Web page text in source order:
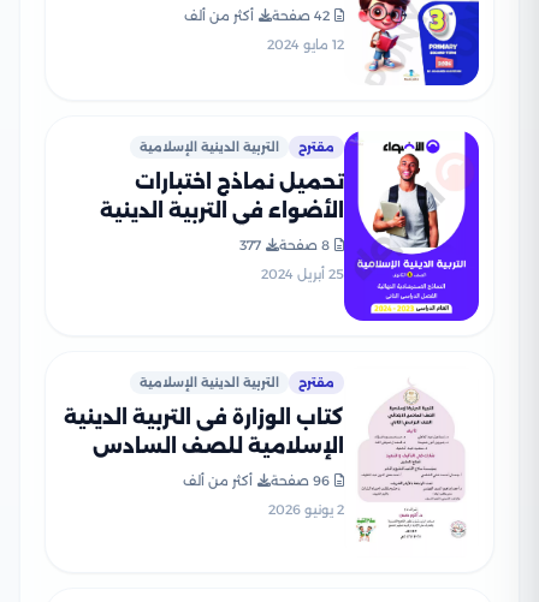
PDF بالاجابات
42 صفحة
أكثر من ألف
12 مايو 2024
مقترح التربية الدينية الإسلامية
تحميل نماذج اختبارات
الأضواء في التربية الدينية
الاسلامية للصف الثالث
الثانوي مع إجاباتها النموذجية
8 صفحة
377
25 أبريل 2024
مقترح التربية الدينية الإسلامية
كتاب الوزارة فى التربية الدينية
الإسلامية للصف السادس
بصيغة PDF
96 صفحة
أكثر من ألف
2 يونيو 2026